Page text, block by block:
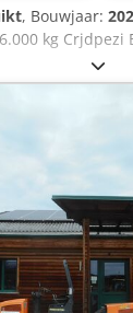
, Bouwjaar:
kg